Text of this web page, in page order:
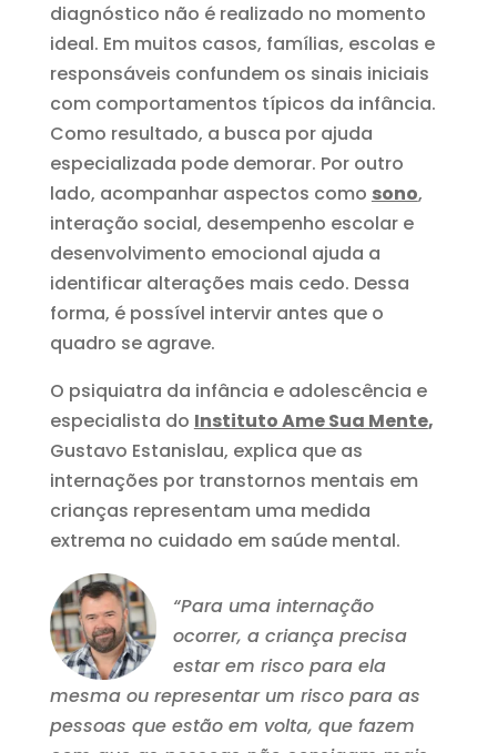
diagnóstico não é realizado no momento
ideal. Em muitos casos, famílias, escolas e
responsáveis confundem os sinais iniciais
com comportamentos típicos da infância.
Como resultado, a busca por ajuda
especializada pode demorar. Por outro
lado, acompanhar aspectos como sono,
interação social, desempenho escolar e
desenvolvimento emocional ajuda a
identificar alterações mais cedo. Dessa
forma, é possível intervir antes que o
quadro se agrave.
O psiquiatra da infância e adolescência e
especialista do Instituto Ame Sua Mente,
Gustavo Estanislau, explica que as
internações por transtornos mentais em
crianças representam uma medida
extrema no cuidado em saúde mental.
“Para uma internação
ocorrer, a criança precisa
estar em risco para ela
mesma ou representar um risco para as
pessoas que estão em volta, que fazem